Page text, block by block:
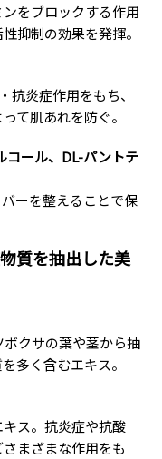
をブロックする作用
抑制の効果を発揮。
抗炎症作用をもち、
て肌あれを防ぐ。
コール、DL-パントテ
ーを整えることで保
質を抽出した美
ボクサの葉や茎から抽
多く含むエキス。
ス。抗炎症や抗酸
まざまな作用をも